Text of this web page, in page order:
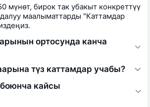
мүнөт, бирок так убакыт конкреттүү
маалыматтарды "Каттамдар
ортосунда канча
түз каттамдар учабы?
кайсы